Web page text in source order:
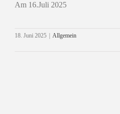
Am 16.Juli 2025
18. Juni 2025
Allgemein